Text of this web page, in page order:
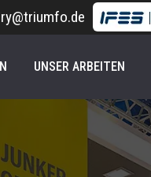
UNSER ARBEITEN